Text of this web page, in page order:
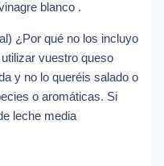
blanco .
¿Por qué no los incluyo
vuestro queso
y no lo queréis salado o
o aromáticas. Si
leche media